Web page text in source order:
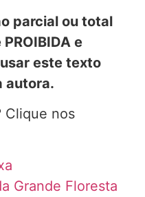
parcial ou total
e
este texto
autora.
Clique nos
Grande Floresta